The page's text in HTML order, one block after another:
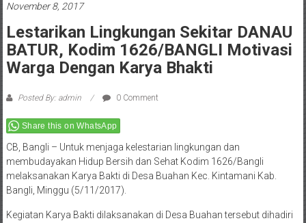
November 8, 2017
Lestarikan Lingkungan Sekitar DANAU
BATUR, Kodim 1626/BANGLI Motivasi
Warga Dengan Karya Bhakti
Posted By: admin 0 Comment
Share this on WhatsApp
CB, Bangli – Untuk menjaga kelestarian lingkungan dan
membudayakan Hidup Bersih dan Sehat Kodim 1626/Bangli
melaksanakan Karya Bakti di Desa Buahan Kec. Kintamani Kab.
Bangli, Minggu (5/11/2017).
Kegiatan Karya Bakti dilaksanakan di Desa Buahan tersebut dihadiri